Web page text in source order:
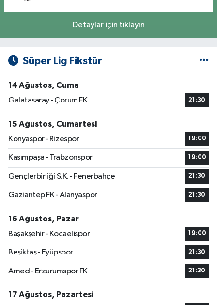
Detaylar için tıklayın
Süper Lig Fikstür
14 Ağustos, Cuma
Galatasaray - Çorum FK
21:30
15 Ağustos, Cumartesi
Konyaspor - Rizespor
19:00
Kasımpaşa - Trabzonspor 19:00
Gençlerbirliği S.K. - Fenerbahçe 21:30
Gaziantep FK - Alanyaspor 21:30
16 Ağustos, Pazar
Başakşehir - Kocaelispor
19:00
Beşiktaş - Eyüpspor 21:30
Amed - Erzurumspor FK 21:30
17 Ağustos, Pazartesi